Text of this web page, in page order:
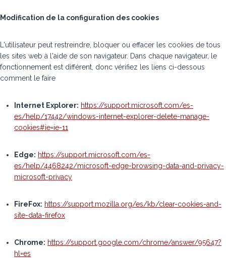
Modification de la configuration des cookies
L'utilisateur peut restreindre, bloquer ou effacer les cookies de tous
les sites web à l'aide de son navigateur. Dans chaque navigateur, le
fonctionnement est différent, donc vérifiez les liens ci-dessous
comment le faire
Internet Explorer: https://support.microsoft.com/es-
es/help/17442/windows-internet-explorer-delete-manage-
cookies#ie=ie-11
Edge: https://support.microsoft.com/es-
es/help/4468242/microsoft-edge-browsing-data-and-privacy-
microsoft-privacy
FireFox: https://support.mozilla.org/es/kb/clear-cookies-and-
site-data-firefox
Chrome: https://support.google.com/chrome/answer/95647?
hl=es